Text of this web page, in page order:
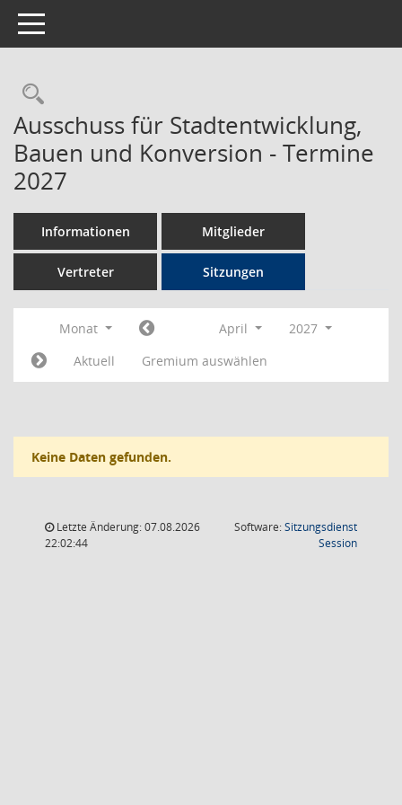
Toggle navigation
Rechercheauswahl
Ausschuss für Stadtentwicklung,
Bauen und Konversion - Termine
2027
Informationen Mitglieder
Vertreter Sitzungen
Monat April
2027
Aktuell
Gremium auswählen
Keine Daten gefunden.
Letzte Änderung: 07.08.2026
22:02:44
Software:Sitzungsdienst
Session(Wird in